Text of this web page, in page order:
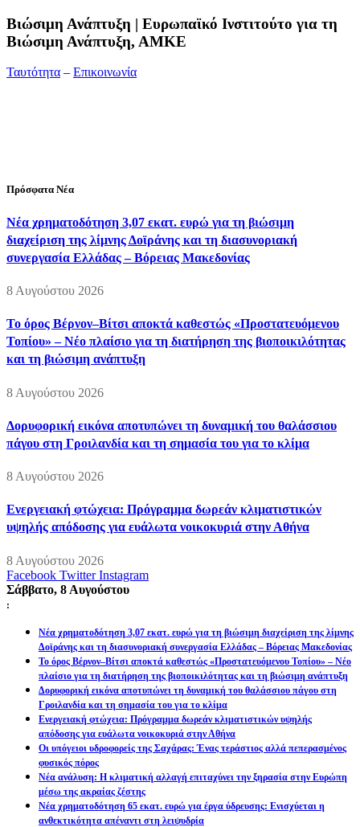
Bιώσιμη Ανάπτυξη | Ευρωπαϊκό Ινστιτούτο για τη
Βιώσιμη Ανάπτυξη, ΑΜΚΕ
Ταυτότητα – Επικοινωνία
Πρόσφατα Νέα
Νέα χρηματοδότηση 3,07 εκατ. ευρώ για τη βιώσιμη
διαχείριση της λίμνης Δοϊράνης και τη διασυνοριακή
συνεργασία Ελλάδας – Βόρειας Μακεδονίας
8 Αυγούστου 2026
Το όρος Βέρνον–Βίτσι αποκτά καθεστώς «Προστατευόμενου
Τοπίου» – Νέο πλαίσιο για τη διατήρηση της βιοποικιλότητας
και τη βιώσιμη ανάπτυξη
8 Αυγούστου 2026
Δορυφορική εικόνα αποτυπώνει τη δυναμική του θαλάσσιου
πάγου στη Γροιλανδία και τη σημασία του για το κλίμα
8 Αυγούστου 2026
Ενεργειακή φτώχεια: Πρόγραμμα δωρεάν κλιματιστικών
υψηλής απόδοσης για ευάλωτα νοικοκυριά στην Αθήνα
8 Αυγούστου 2026
Facebook Twitter Instagram
Σάββατο, 8 Αυγούστου
:
Νέα χρηματοδότηση 3,07 εκατ. ευρώ για τη βιώσιμη διαχείριση της λίμνης
Δοϊράνης και τη διασυνοριακή συνεργασία Ελλάδας – Βόρειας Μακεδονίας
Το όρος Βέρνον–Βίτσι αποκτά καθεστώς «Προστατευόμενου Τοπίου» – Νέο
πλαίσιο για τη διατήρηση της βιοποικιλότητας και τη βιώσιμη ανάπτυξη
Δορυφορική εικόνα αποτυπώνει τη δυναμική του θαλάσσιου πάγου στη
Γροιλανδία και τη σημασία του για το κλίμα
Ενεργειακή φτώχεια: Πρόγραμμα δωρεάν κλιματιστικών υψηλής
απόδοσης για ευάλωτα νοικοκυριά στην Αθήνα
Οι υπόγειοι υδροφορείς της Σαχάρας: Ένας τεράστιος αλλά πεπερασμένος
φυσικός πόρος
Νέα ανάλυση: Η κλιματική αλλαγή επιταχύνει την ξηρασία στην Ευρώπη
μέσω της ακραίας ζέστης
Νέα χρηματοδότηση 65 εκατ. ευρώ για έργα ύδρευσης: Ενισχύεται η
ανθεκτικότητα απέναντι στη λειψυδρία